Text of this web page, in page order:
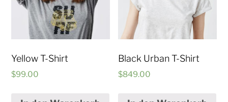
Yellow T-Shirt
$99.00
Black Urban T-Shirt
$849.00